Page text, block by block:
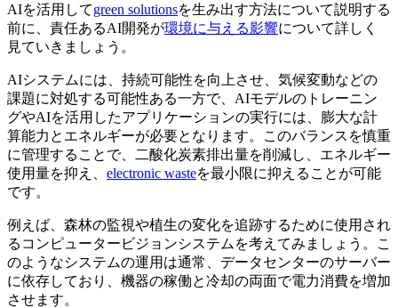
AIを活用してgreen solutionsを生み出す方法について説明する
前に、責任あるAI開発が環境に与える影響について詳しく
見ていきましょう。
AIシステムには、持続可能性を向上させ、気候変動などの
課題に対処する可能性ある一方で、AIモデルのトレーニン
グやAIを活用したアプリケーションの実行には、膨大な計
算能力とエネルギーが必要となります。このバランスを慎重
に管理することで、二酸化炭素排出量を削減し、エネルギー
使用量を抑え、 electronic wasteを最小限に抑えることが可能
です。
例えば、森林の監視や植生の変化を追跡するために使用され
るコンピュータービジョンシステムを考えてみましょう。こ
のようなシステムの運用は通常、データセンターのサーバー
に依存しており、機器の稼働と冷却の両面で電力消費を増加
させます。